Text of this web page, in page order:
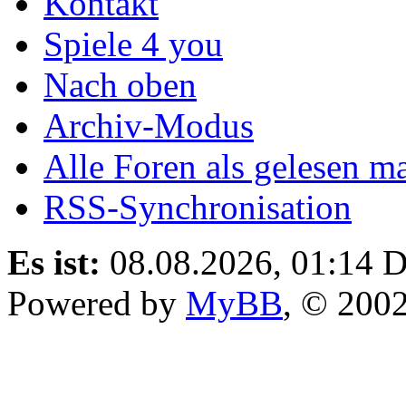
Spiele 4 you
Nach oben
Archiv-Modus
Alle Foren als gelesen
RSS-Synchronisation
Es ist: 08.08.2026, 01:14
Powered by MyBB, ©